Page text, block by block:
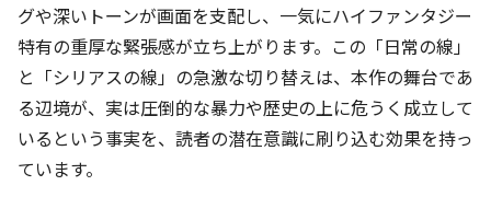
グや深いトーンが画面を支配し、一気にハイファンタジー
特有の重厚な緊張感が立ち上がります。この「日常の線」
と「シリアスの線」の急激な切り替えは、本作の舞台であ
る辺境が、実は圧倒的な暴力や歴史の上に危うく成立して
いるという事実を、読者の潜在意識に刷り込む効果を持っ
ています。